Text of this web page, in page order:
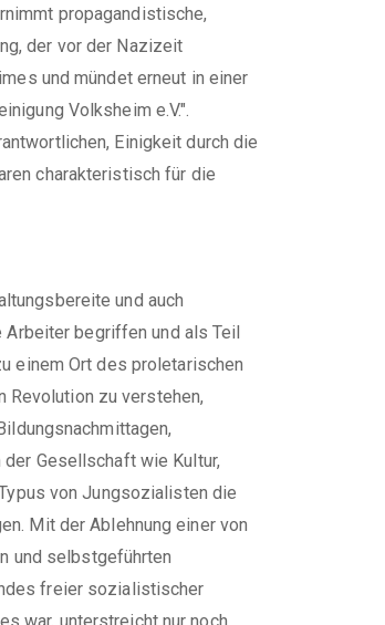
propagandistische,
der vor der Nazizeit
und mündet erneut in einer
Volksheim e.V.".
Einigkeit durch die
charakteristisch für die
und auch
begriffen und als Teil
einem Ort des proletarischen
Revolution zu verstehen,
Gesellschaft wie Kultur,
von Jungsozialisten die
Mit der Ablehnung einer von
und selbstgeführten
freier sozialistischer
war, unterstreicht nur noch